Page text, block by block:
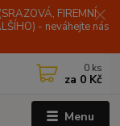
FIREMNÍ
- neváhejte nás
Menu
0 ks
za 0 Kč